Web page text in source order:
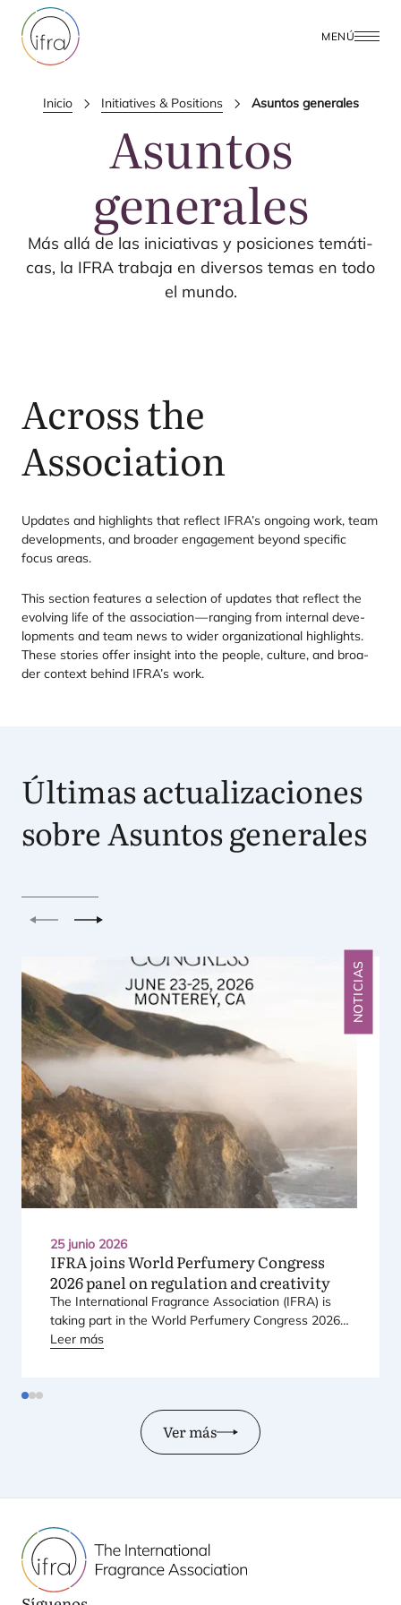
MENÚ
Inicio Initiatives & Positions Asuntos generales
Asuntos
generales
Más allá de las ini­cia­ti­vas y posi­cio­nes temá­ti­
cas, la IFRA tra­ba­ja en diver­sos temas en todo
el mundo.
Across the
Association
Upda­tes and high­lights that reflect IFRA’s ongoing work, team
deve­lop­ments, and broa­der enga­ge­ment beyond spe­ci­fic
focus areas.
This sec­tion fea­tu­res a selec­tion of upda­tes that reflect the
evol­ving life of the asso­cia­tion — ran­ging from inter­nal deve­
lop­ments and team news to wider orga­ni­za­tio­nal high­lights.
The­se sto­ries offer insight into the peo­ple, cul­tu­re, and broa­
der con­text behind IFRA’s work.
Últimas actualizaciones
sobre Asuntos generales
AnteriorSiguiente
25 junio 2026
NOTICIAS
IFRAjoins World Perfumery Congress
2026panel on regulation and creativity
The Inter­na­tio­nal Fra­gran­ce Asso­cia­tion (IFRA) is
taking part in the World Per­fu­mery Con­gress 2026,
held from
Leer más
Ver más